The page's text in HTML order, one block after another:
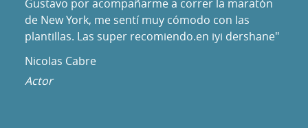
Gustavo por acompañarme a correr la maratón
de New York, me sentí muy cómodo con las
plantillas. Las super recomiendo.en iyi dershane"
Nicolas Cabre
Actor